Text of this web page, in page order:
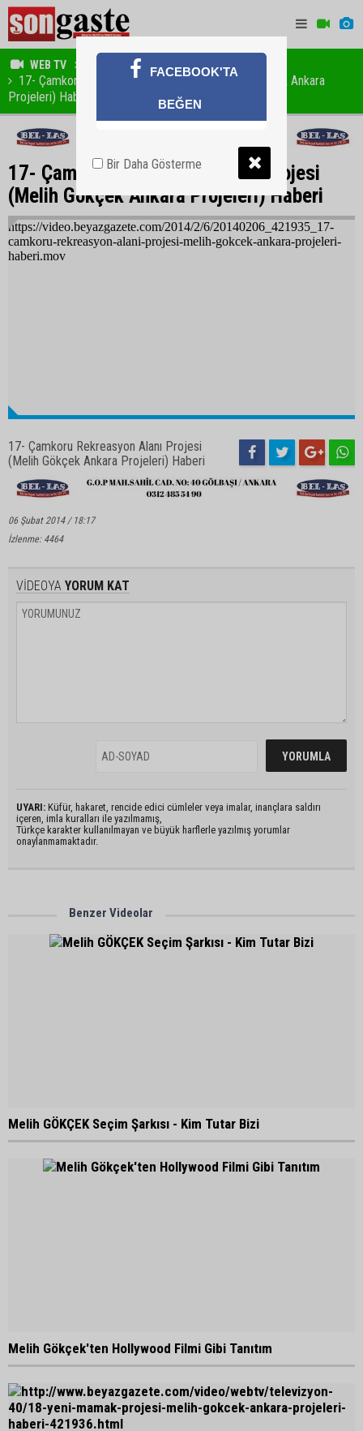
WEB TV
17- Çamkoru Rekreasyon Alanı Projesi (Melih Gökçek Ankara
Projeleri) Haberi
17- Çamkoru Rekreasyon Alanı Projesi
(Melih Gökçek Ankara Projeleri) Haberi
17- Çamkoru Rekreasyon Alanı Projesi
(Melih Gökçek Ankara Projeleri) Haberi
06 Şubat 2014 / 18:17
İzlenme: 4464
VİDEOYA YORUM KAT
UYARI: Küfür, hakaret, rencide edici cümleler veya imalar, inançlara saldırı
içeren, imla kuralları ile yazılmamış,
Türkçe karakter kullanılmayan ve büyük harflerle yazılmış yorumlar
onaylanmamaktadır.
Benzer Videolar
Melih GÖKÇEK Seçim Şarkısı - Kim Tutar Bizi
Melih Gökçek'ten Hollywood Filmi Gibi Tanıtım
FACEBOOK'TA
BEĞEN
Bir Daha Gösterme